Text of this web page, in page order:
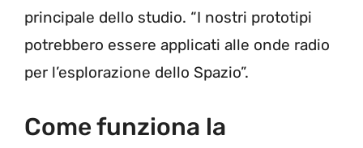
principale dello studio. “I nostri prototipi
potrebbero essere applicati alle onde radio
per l’esplorazione dello Spazio”.
Come funziona la